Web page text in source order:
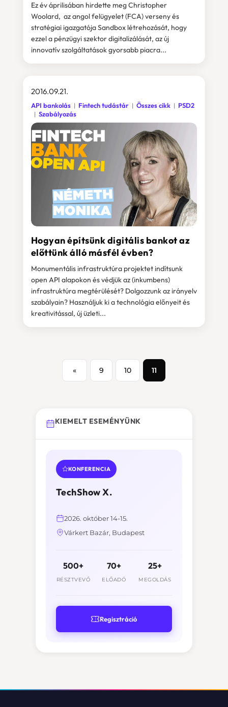
Ez év áprilisában hirdette meg Christopher
Woolard, az angol felügyelet (FCA) verseny és
stratégiai igazgatója Sandbox létrehozását, hogy
ezzel a pénzügyi szektor digitalizálását, az új
innovatív szolgáltatások gyorsabb piacra...
Hogyan építsünk digitális bankot az
előttünk álló másfél évben?
2016.09.21.
API bankolás Fintech tudástár Összes cikk
PSD2
Szabályozás
Monumentális infrastruktúra projektet indítsunk
open API alapokon és védjük az (inkumbens)
infrastruktúra megtérülését? Dolgozzunk az irányelv
szabályain? Használjuk ki a technológia előnyeit és
kreativitással, új üzleti...
« 9 10 11
KIEMELT ESEMÉNYÜNK
KONFERENCIA
TechShow X.
2026. október 14-15.
Várkert Bazár, Budapest
500+
RÉSZTVEVŐ
70+
ELŐADÓ
25+
MEGOLDÁS
Regisztráció